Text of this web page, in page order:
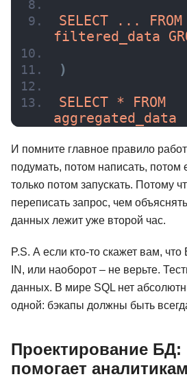
SELECT ... FROM
filtered_data
)
SELECT * FROM
aggregated_data
И помните главное правило
подумать, потом написать, потом
только потом запускать. Потому
переписать запрос, чем
данных лежит уже второй час.
P.S. А если кто-то скажет вам,
IN, или наоборот – не верьте.
данных. В мире SQL нет
одной: бэкапы должны быть
Проектирование БД:
помогает аналитикам